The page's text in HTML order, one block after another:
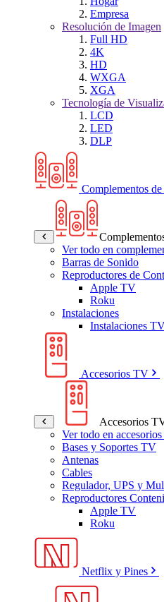
Empresa
Resolución de Imagen
Full HD
4K
HD
WXGA
XGA
Tecnología de
LCD
LED
DLP
Complementos
Ver todo en
Barras de Sonido
Reproductores de
Apple TV
Roku
Instalaciones
Instalaciones
Accesorios TV
Accesorios
Ver todo en
Bases y Soportes TV
Antenas
Cables
Regulador, UPS y
Reproductores
Apple TV
Roku
Netflix y Pines